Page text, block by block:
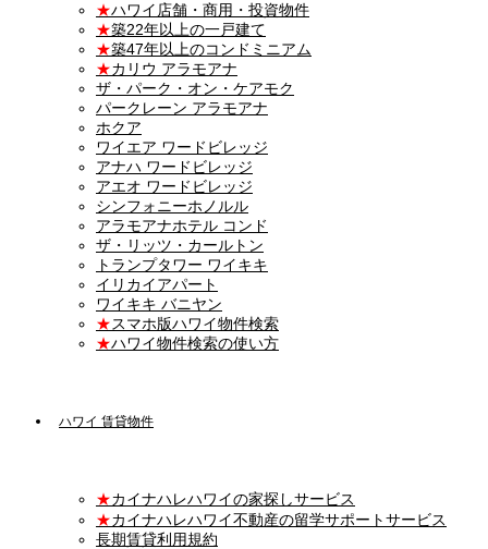
★ハワイ店舗・商用・投資物件
★築22年以上の一戸建て
★築47年以上のコンドミニアム
★カリウ アラモアナ
ザ・パーク・オン・ケアモク
パークレーン アラモアナ
ホクア
ワイエア ワードビレッジ
アナハ ワードビレッジ
アエオ ワードビレッジ
シンフォニーホノルル
アラモアナホテル コンド
ザ・リッツ・カールトン
トランプタワー ワイキキ
イリカイアパート
ワイキキ バニヤン
★スマホ版ハワイ物件検索
★ハワイ物件検索の使い方
ハワイ 賃貸物件
★カイナハレハワイの家探しサービス
★カイナハレハワイ不動産の留学サポートサービス
長期賃貸利用規約